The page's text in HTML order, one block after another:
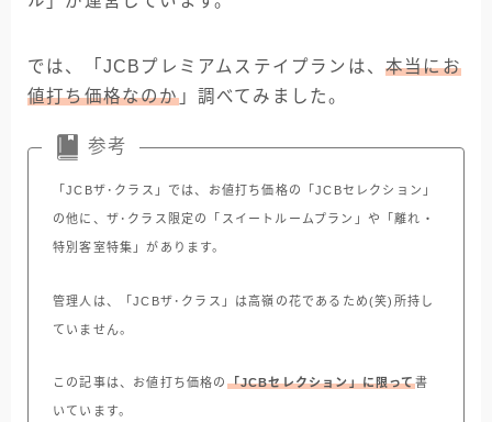
では、「JCBプレミアムステイプランは、 本当にお
値打ち価格なのか」調べてみました。
参考
「JCBザ･クラス」では、お値打ち価格の「JCBセレクション」
の他に、ザ･クラス限定の「スイートルームプラン」や「離れ・
特別客室特集」があります。
管理人は、「JCBザ･クラス」は高嶺の花であるため(笑)所持し
ていません。
この記事は、お値打ち価格の 「JCBセレクション」に限って書
いています。